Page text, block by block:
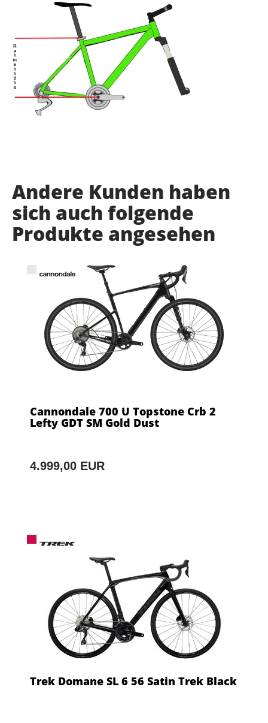
Andere Kunden haben
sich auch folgende
Produkte angesehen
Cannondale 700 U Topstone Crb 2
Lefty GDT SM Gold Dust
4.999,00 EUR
Trek Domane SL 6 56 Satin Trek Black